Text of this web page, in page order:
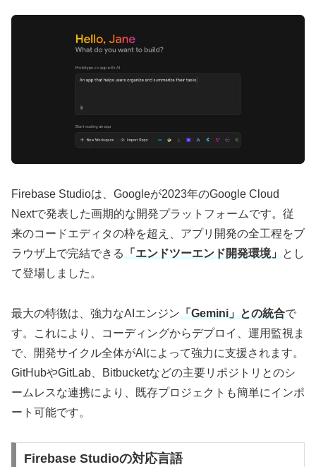
Firebase Studioは、Googleが2023年のGoogle Cloud
Nextで発表した画期的な開発プラットフォームです。従
来のコードエディタの枠を超え、アプリ開発の全工程をブ
ラウザ上で完結できる
「エンドツーエンド開発環境」 とし
て登場しました。
最大の特徴は、強力なAIエンジン 「Gemini」との統合で
す。これにより、コーディングからデプロイ、運用監視ま
で、開発サイクル全体がAIによって強力に支援されます。
GitHubやGitLab、Bitbucketなどの主要リポジトリとのシ
ームレスな連携により、既存プロジェクトも簡単にインポ
ート可能です。
Firebase Studioの対応言語